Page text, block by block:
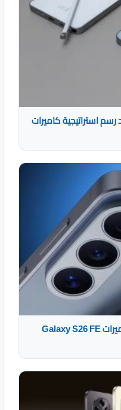
استراتيجية كاميرات
تسريبات جديدة تكشف تفاصيل كاميرات Galaxy S26 FE